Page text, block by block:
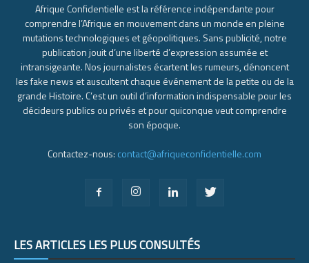
Afrique Confidentielle est la référence indépendante pour
comprendre l’Afrique en mouvement dans un monde en pleine
mutations technologiques et géopolitiques. Sans publicité, notre
publication jouit d’une liberté d’expression assumée et
intransigeante. Nos journalistes écartent les rumeurs, dénoncent
les fake news et auscultent chaque événement de la petite ou de la
grande Histoire. C’est un outil d’information indispensable pour les
décideurs publics ou privés et pour quiconque veut comprendre
son époque.
Contactez-nous: contact@afriqueconfidentielle.com
LES ARTICLES LES PLUS CONSULTÉS